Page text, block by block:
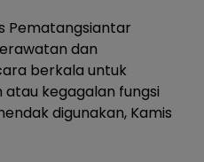
Pematangsiantar
dan
berkala untuk
kegagalan fungsi
digunakan, Kamis